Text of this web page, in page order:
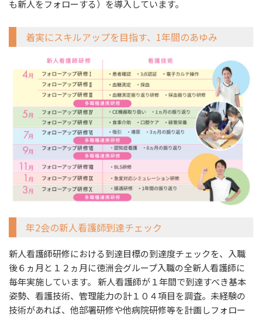
も新人をフォローする）を導入しています。
着実にスキルアップを目指す、1年間のあゆみ
年2会の新人看護師到達チェック
新人看護師研修における到達目標の到達度チェックを、入職
後６ヵ月と１２ヵ月に徳洲会グループ入職の全新人看護師に
毎年実施しています。 新人看護師が１年間で到達すべき基本
姿勢、看護技術、管理能力の計１０４項目を調査。未経験の
技術があれば、他部署研修や他病院研修等を計画しフォロー